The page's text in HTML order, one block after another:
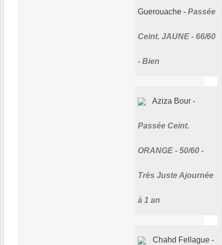
Guerouache Passée
Ceint. JAUNE - 66/60
- Bien
Aziza Bour
Passée Ceint.
ORANGE - 50/60 -
Très Juste Ajournée
à 1 an
Chahd Fellague